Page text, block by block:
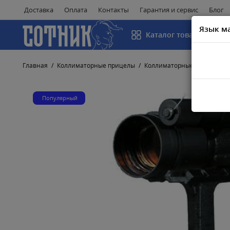
Доставка Оплата Контакты Гарантия и сервис Блог
Каталог товаров
Главная Коллиматорные прицелы Коллиматорные прицелы
Язык
Популярный